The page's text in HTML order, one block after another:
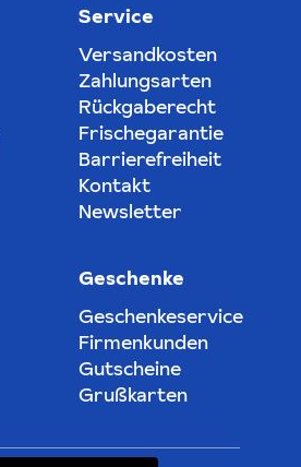
Service
Versandkosten
Zahlungsarten
Rückgaberecht
Frischegarantie
Barrierefreiheit
Kontakt
Newsletter
Geschenke
Geschenkeservice
Firmenkunden
Gutscheine
Grußkarten